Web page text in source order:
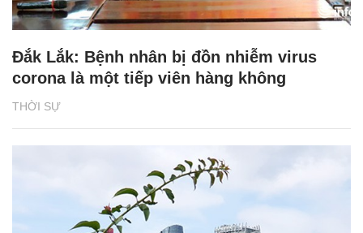
THỜI SỰ
Đắk Lắk: Bệnh nhân bị đồn nhiễm virus
corona là một tiếp viên hàng không